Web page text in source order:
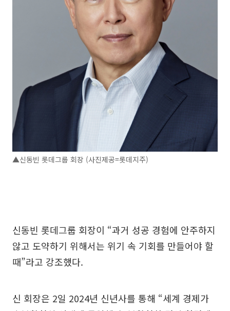
▲신동빈 롯데그룹 회장 (사진제공=롯데지주)
신동빈 롯데그룹 회장이 “과거 성공 경험에 안주하지
않고 도약하기 위해서는 위기 속 기회를 만들어야 할
때”라고 강조했다.
신 회장은 2일 2024년 신년사를 통해 “세계 경제가